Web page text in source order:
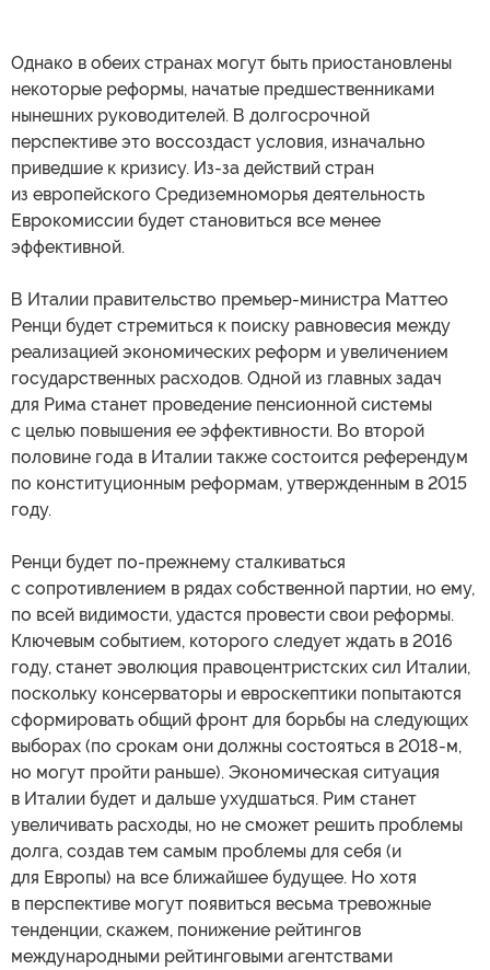
Однако в обеих странах могут быть приостановлены
некоторые реформы, начатые предшественниками
нынешних руководителей. В долгосрочной
перспективе это воссоздаст условия, изначально
приведшие к кризису. Из-за действий стран
из европейского Средиземноморья деятельность
Еврокомиссии будет становиться все менее
эффективной.
В Италии правительство премьер-министра Маттео
Ренци будет стремиться к поиску равновесия между
реализацией экономических реформ и увеличением
государственных расходов. Одной из главных задач
для Рима станет проведение пенсионной системы
с целью повышения ее эффективности. Во второй
половине года в Италии также состоится референдум
по конституционным реформам, утвержденным в 2015
году.
Ренци будет по-прежнему сталкиваться
с сопротивлением в рядах собственной партии, но ему,
по всей видимости, удастся провести свои реформы.
Ключевым событием, которого следует ждать в 2016
году, станет эволюция правоцентристских сил Италии,
поскольку консерваторы и евроскептики попытаются
сформировать общий фронт для борьбы на следующих
выборах (по срокам они должны состояться в 2018-м,
но могут пройти раньше). Экономическая ситуация
в Италии будет и дальше ухудшаться. Рим станет
увеличивать расходы, но не сможет решить проблемы
долга, создав тем самым проблемы для себя (и
для Европы) на все ближайшее будущее. Но хотя
в перспективе могут появиться весьма тревожные
тенденции, скажем, понижение рейтингов
международными рейтинговыми агентствами